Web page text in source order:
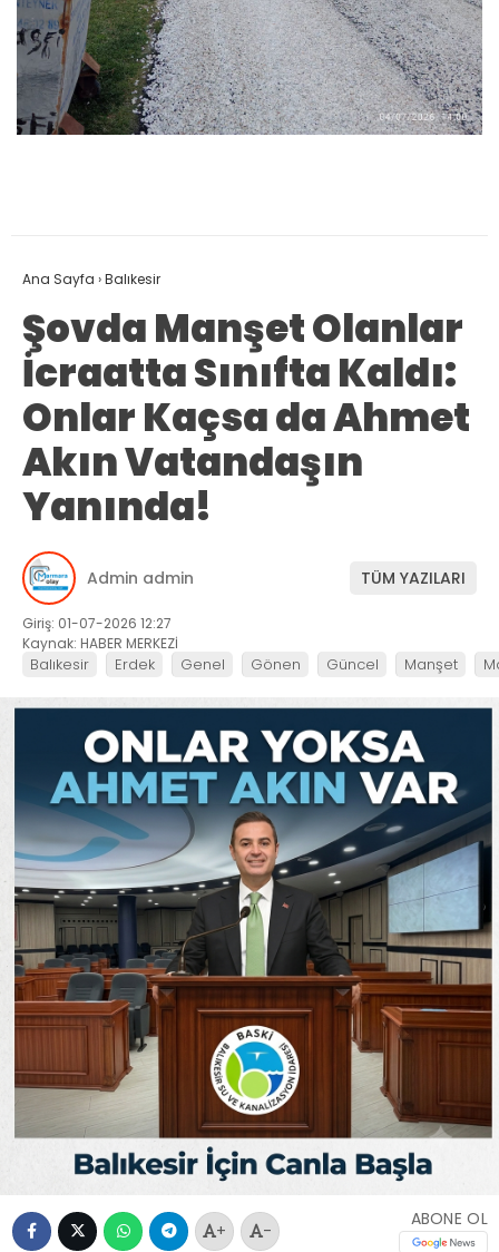
Ana Sayfa ›Balıkesir
Şovda Manşet Olanlar
İcraatta Sınıfta Kaldı:
Onlar Kaçsa da Ahmet
Akın Vatandaşın
Yanında!
Admin admin TÜM YAZILARI
Giriş: 01-07-2026 12:27
Kaynak: HABER MERKEZİ
Balıkesir Erdek Genel Gönen Güncel Manşet
+ -
ABONE OL